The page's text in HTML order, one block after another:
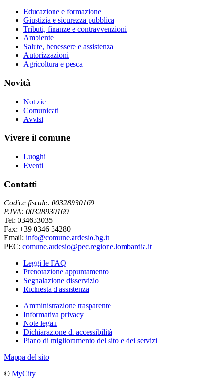
Educazione e formazione
Giustizia e sicurezza pubblica
Tributi, finanze e contravvenzioni
Ambiente
Salute, benessere e assistenza
Autorizzazioni
Agricoltura e pesca
Novità
Notizie
Comunicati
Avvisi
Vivere il comune
Luoghi
Eventi
Contatti
Codice fiscale: 00328930169
P.IVA: 00328930169
Tel: 034633035
Fax: +39 0346 34280
Email: info@comune.ardesio.bg.it
PEC: comune.ardesio@pec.regione.lombardia.it
Leggi le FAQ
Prenotazione appuntamento
Segnalazione disservizio
Richiesta d'assistenza
Amministrazione trasparente
Informativa privacy
Note legali
Dichiarazione di accessibilità
Piano di miglioramento del sito e dei servizi
Mappa del sito
© MyCity